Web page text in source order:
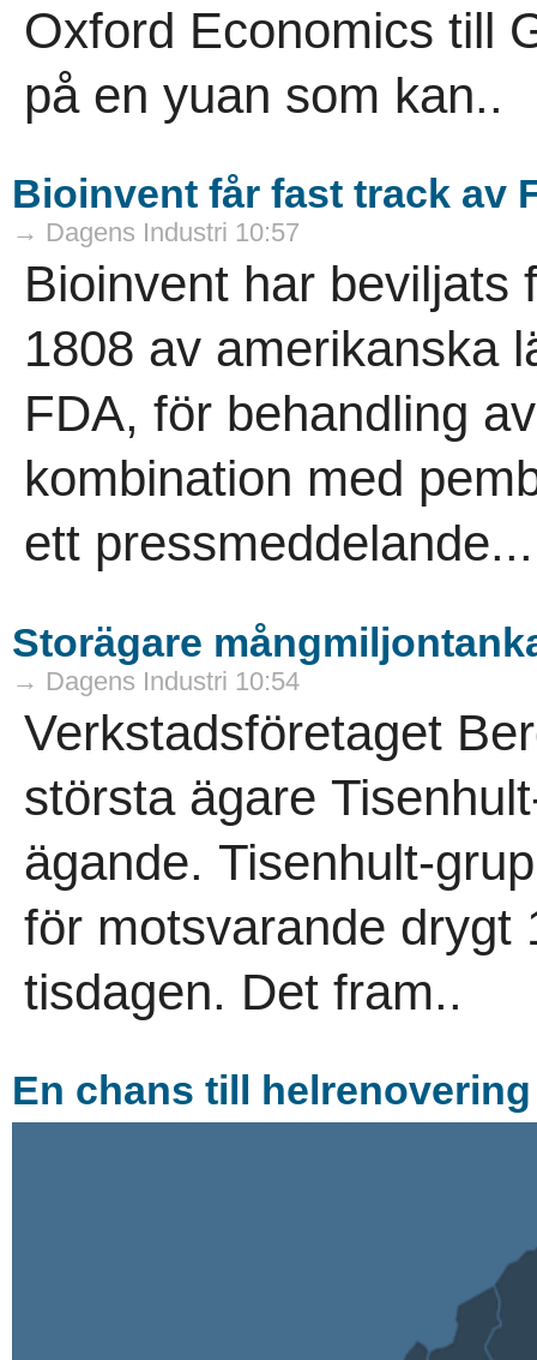
Oxford Economics till
på en yuan som kan..
Bioinvent får fast track av
→ Dagens Industri 10:57
Bioinvent har beviljats
1808 av amerikanska
FDA, för behandling
kombination med
ett pressmeddelande...
Storägare
→ Dagens Industri 10:54
Verkstadsföretaget
största ägare
ägande. Tisenhult-
för motsvarande drygt
tisdagen. Det fram..
En chans till helrenovering